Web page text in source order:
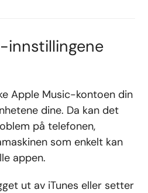
innstillingene
Apple Music-kontoen din
dine. Da kan det
på telefonen,
som enkelt kan
appen.
ut av iTunes eller setter